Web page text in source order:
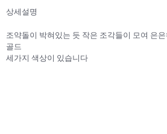
상세설명
조약돌이 박혀있는 듯 작은 조각들이 모여 은
골드
세가지 색상이 있습니다